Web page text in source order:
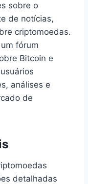
sobre o
de notícias,
criptomoedas.
fórum
Bitcoin e
análises e
de
detalhadas